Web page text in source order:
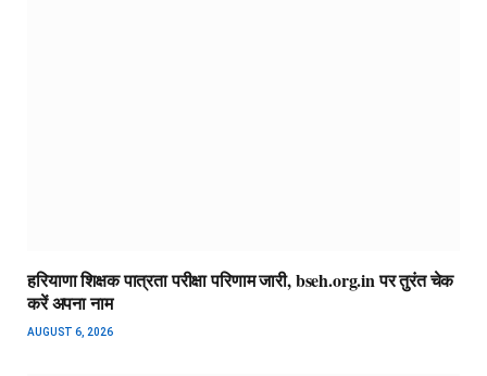
हरियाणा शिक्षक पात्रता परीक्षा परिणाम जारी, bseh.org.in पर तुरंत चेक
करें अपना नाम
AUGUST 6, 2026